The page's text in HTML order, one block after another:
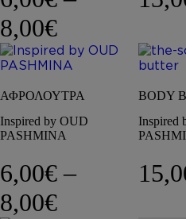
8,00€Price
ΑΦΡΟΛΟΥΤΡΑ
Inspired by OUD
PASHMINA
6,00€ –
8,00€Price
BODY
Inspired